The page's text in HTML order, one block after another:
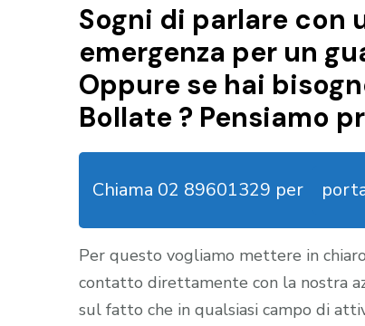
Sogni di parlare con
emergenza per un
Oppure se hai
Bollate ? Pensiamo
Chiama 02 89601329 per
Per questo vogliamo mettere in
contatto direttamente con la nostra
sul fatto che in qualsiasi campo di